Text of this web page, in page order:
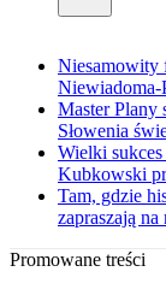
Niesamowity
Niewiadoma-
Master Plany
Słowenia
Wielki
Kubkowski
Tam, gdzie
zapraszają
Promowane treści